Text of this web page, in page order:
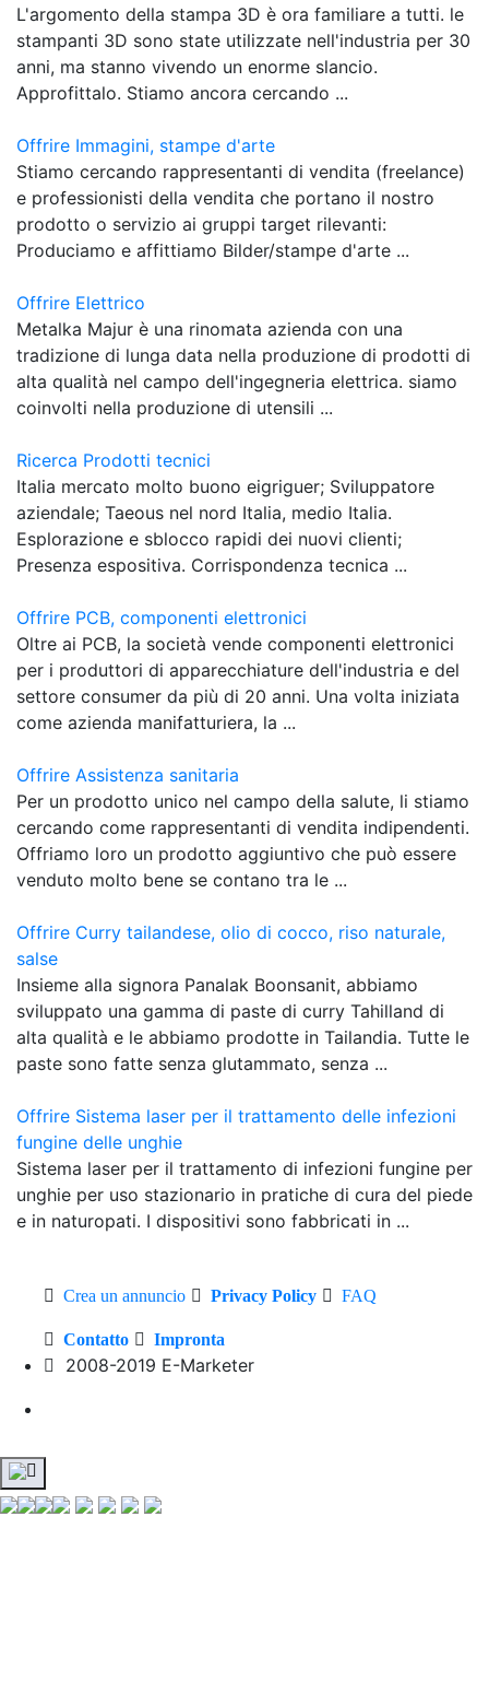
L'argomento della stampa 3D è ora familiare a tutti. le
stampanti 3D sono state utilizzate nell'industria per 30
anni, ma stanno vivendo un enorme slancio.
Approfittalo. Stiamo ancora cercando ...
Offrire Immagini, stampe d'arte
Stiamo cercando rappresentanti di vendita (freelance)
e professionisti della vendita che portano il nostro
prodotto o servizio ai gruppi target rilevanti:
Produciamo e affittiamo Bilder/stampe d'arte ...
Offrire Elettrico
Metalka Majur è una rinomata azienda con una
tradizione di lunga data nella produzione di prodotti di
alta qualità nel campo dell'ingegneria elettrica. siamo
coinvolti nella produzione di utensili ...
Ricerca Prodotti tecnici
Italia mercato molto buono eigriguer; Sviluppatore
aziendale; Taeous nel nord Italia, medio Italia.
Esplorazione e sblocco rapidi dei nuovi clienti;
Presenza espositiva. Corrispondenza tecnica ...
Offrire PCB, componenti elettronici
Oltre ai PCB, la società vende componenti elettronici
per i produttori di apparecchiature dell'industria e del
settore consumer da più di 20 anni. Una volta iniziata
come azienda manifatturiera, la ...
Offrire Assistenza sanitaria
Per un prodotto unico nel campo della salute, li stiamo
cercando come rappresentanti di vendita indipendenti.
Offriamo loro un prodotto aggiuntivo che può essere
venduto molto bene se contano tra le ...
Offrire Curry tailandese, olio di cocco, riso naturale,
salse
Insieme alla signora Panalak Boonsanit, abbiamo
sviluppato una gamma di paste di curry Tahilland di
alta qualità e le abbiamo prodotte in Tailandia. Tutte le
paste sono fatte senza glutammato, senza ...
Offrire Sistema laser per il trattamento delle infezioni
fungine delle unghie
Sistema laser per il trattamento di infezioni fungine per
unghie per uso stazionario in pratiche di cura del piede
e in naturopati. I dispositivi sono fabbricati in ...
Crea un annuncio Privacy Policy FAQ
Contatto Impronta
2008-2019 E-Marketer